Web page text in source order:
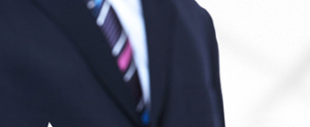
安全检查
门卫
巡逻
守护防身护卫